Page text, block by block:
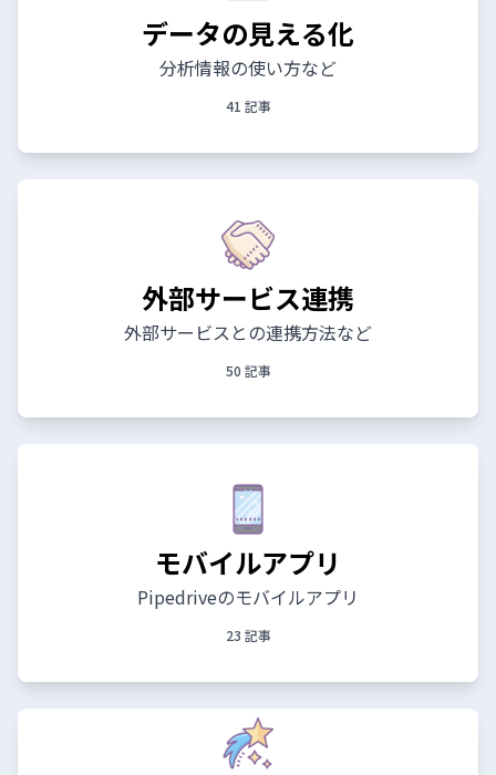
データの見える化
分析情報の使い方など
41 記事
外部サービス連携
外部サービスとの連携方法など
50 記事
モバイルアプリ
Pipedriveのモバイルアプリ
23 記事